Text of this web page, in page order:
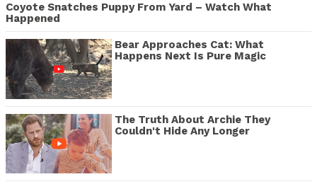
Coyote Snatches Puppy From Yard – Watch What
Happened
Bear Approaches Cat: What
Happens Next Is Pure Magic
The Truth About Archie They
Couldn't Hide Any Longer